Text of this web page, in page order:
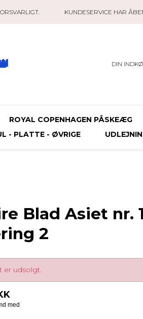
KUNDESERVICE HAR
DIN
ROYAL COPENHAGEN PÅSKEÆG
- PLATTE - ØVRIGE
Blad Asiet nr.
2
er udsolgt.